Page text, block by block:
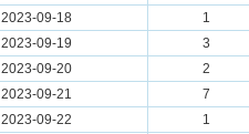
2023-09-18
1
2023-09-19
3
2023-09-20
2
2023-09-21
7
2023-09-22
1